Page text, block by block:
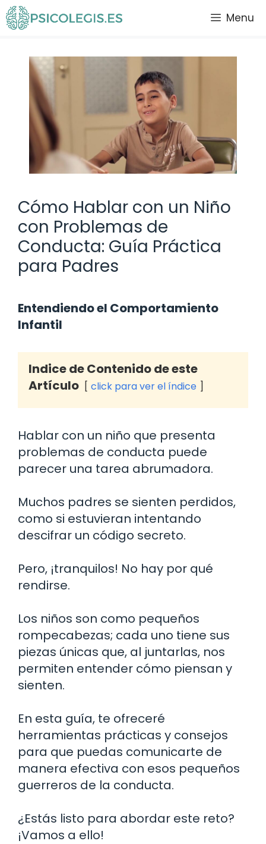
Saltar
al
Menu
Cómo Hablar con un Niño
con Problemas de
Conducta: Guía Práctica
para Padres
Entendiendo el Comportamiento
Infantil
Indice de Contenido de este
Artículo
click para ver el índice
Hablar con un niño que presenta
problemas de conducta puede
parecer una tarea abrumadora.
Muchos padres se sienten perdidos,
como si estuvieran intentando
descifrar un código secreto.
Pero, ¡tranquilos! No hay por qué
rendirse.
Los niños son como pequeños
rompecabezas; cada uno tiene sus
piezas únicas que, al juntarlas, nos
permiten entender cómo piensan y
sienten.
En esta guía, te ofreceré
herramientas prácticas y consejos
para que puedas comunicarte de
manera efectiva con esos pequeños
guerreros de la conducta.
¿Estás listo para abordar este reto?
¡Vamos a ello!